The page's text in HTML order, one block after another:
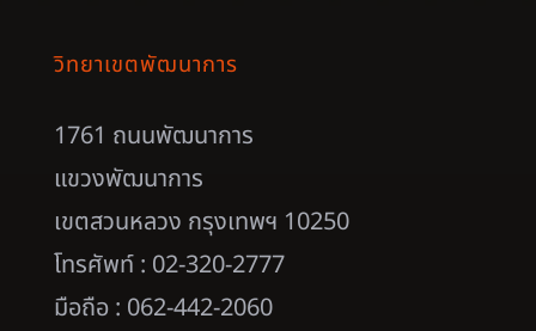
วิทยาเขตพัฒนาการ
1761 ถนนพัฒนาการ
แขวงพัฒนาการ
เขตสวนหลวง กรุงเทพฯ 10250
โทรศัพท์ : 02-320-2777
มือถือ : 062-442-2060